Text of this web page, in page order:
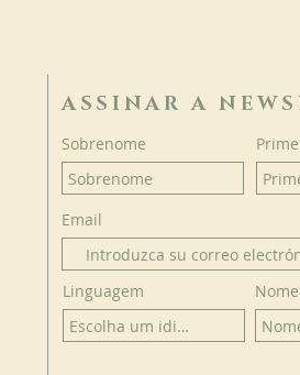
ASSINAR A
Sobrenome
Email
Linguagem